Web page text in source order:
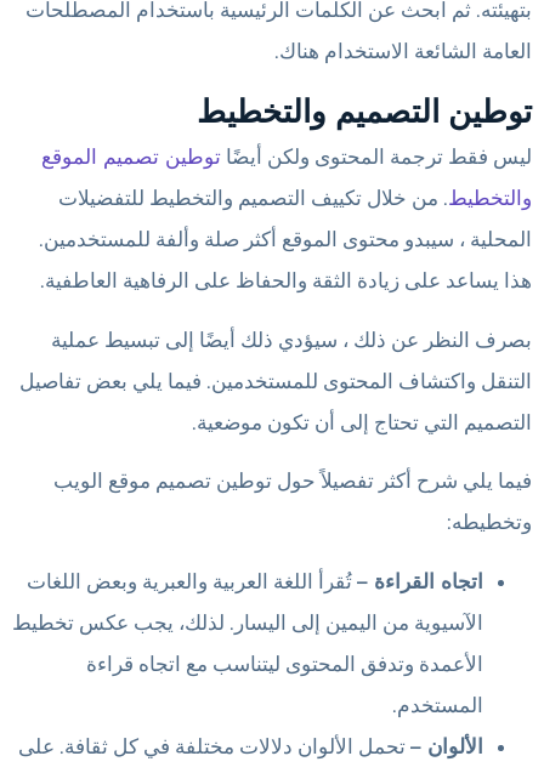
بتهيئته. ثم ابحث عن الكلمات الرئيسية باستخدام المصطلحات
العامة الشائعة الاستخدام هناك.
توطين التصميم والتخطيط
ليس فقط ترجمة المحتوى ولكن أيضًا توطين تصميم الموقع
والتخطيط. من خلال تكييف التصميم والتخطيط للتفضيلات
المحلية ، سيبدو محتوى الموقع أكثر صلة وألفة للمستخدمين.
هذا يساعد على زيادة الثقة والحفاظ على الرفاهية العاطفية.
بصرف النظر عن ذلك ، سيؤدي ذلك أيضًا إلى تبسيط عملية
التنقل واكتشاف المحتوى للمستخدمين. فيما يلي بعض تفاصيل
التصميم التي تحتاج إلى أن تكون موضعية.
فيما يلي شرح أكثر تفصيلاً حول توطين تصميم موقع الويب
وتخطيطه:
اتجاه القراءة – تُقرأ اللغة العربية والعبرية وبعض اللغات
الآسيوية من اليمين إلى اليسار. لذلك، يجب عكس تخطيط
الأعمدة وتدفق المحتوى ليتناسب مع اتجاه قراءة
المستخدم.
الألوان – تحمل الألوان دلالات مختلفة في كل ثقافة. على